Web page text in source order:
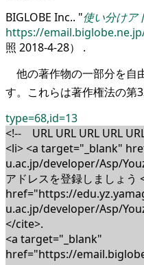
BIGLOBE Inc.. 使い分けア
https://
照 2018-4-28） .
他の著作物の一部分を自
す。これらは著作権法の第
type=68,id=13
<!-- URL URL URL URL
<li> <a target="_blank"
u.ac.jp/developer/Asp/
アドレスを登録しましょう
href="https://
u.ac.jp/developer/Asp/
</cite>.
<a target="_blank"
href="https://